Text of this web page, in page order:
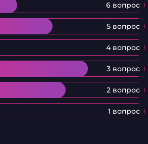
6 вопрос
5 вопрос
4 вопрос
3 вопрос
2 вопрос
1 вопрос